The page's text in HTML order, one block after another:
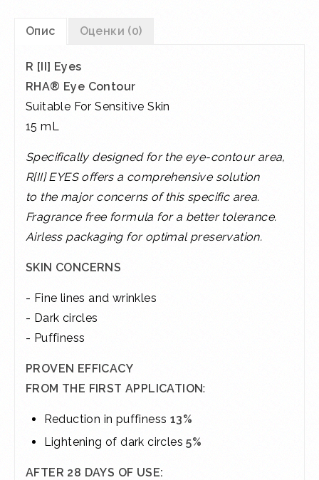
Опис Оценки (0)
R [II] Eyes
RHA® Eye Contour
Suitable For Sensitive Skin
15 mL
Specifically designed for the eye-contour area,
R[II] EYES offers a comprehensive solution
to the major concerns of this specific area.
Fragrance free formula for a better tolerance.
Airless packaging for optimal preservation.
SKIN CONCERNS
- Fine lines and wrinkles
- Dark circles
- Puffiness
PROVEN EFFICACY
FROM THE FIRST APPLICATION:
Reduction in puffiness 13%
Lightening of dark circles5%
AFTER 28 DAYS OF USE: